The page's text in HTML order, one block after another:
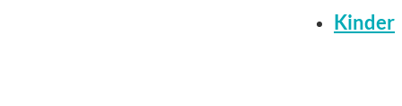
Kinder